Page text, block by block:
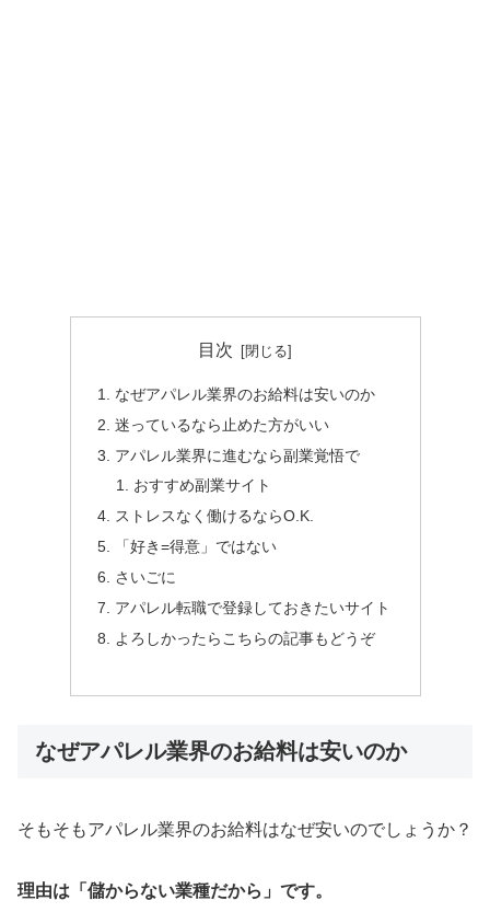
目次
なぜアパレル業界のお給料は安いのか
迷っているなら止めた方がいい
アパレル業界に進むなら副業覚悟で
おすすめ副業サイト
ストレスなく働けるならO.K.
「好き=得意」ではない
さいごに
アパレル転職で登録しておきたいサイト
よろしかったらこちらの記事もどうぞ
なぜアパレル業界のお給料は安いのか
そもそもアパレル業界のお給料はなぜ安いのでしょうか？
理由は「儲からない業種だから」です。